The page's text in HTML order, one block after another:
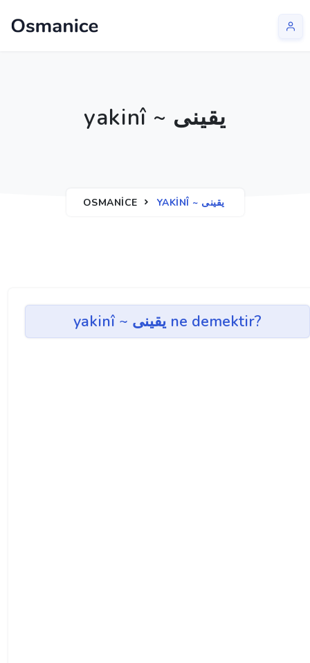
yakinî ~ يقينی
OSMANICE YAKINÎ ~ يقينی
yakinî ~ يقينی ne demektir?